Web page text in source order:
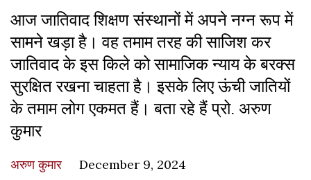
आज जातिवाद शिक्षण संस्थानों में अपने नग्न रूप में
सामने खड़ा है। वह तमाम तरह की साजिश कर
जातिवाद के इस किले को सामाजिक न्याय के बरक्स
सुरक्षित रखना चाहता है। इसके लिए ऊंची जातियों
के तमाम लोग एकमत हैं। बता रहे हैं प्रो. अरुण
कुमार
अरुण कुमार December 9, 2024